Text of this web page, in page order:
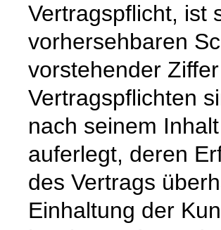
Vertragspflicht, ist
vorhersehbaren
vorstehender
Vertragspflichten
nach seinem
auferlegt, deren
des Vertrags
Einhaltung der